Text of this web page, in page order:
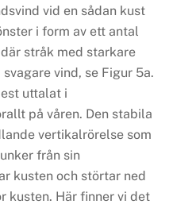
vid en sådan kust
i form av ett antal
stråk med starkare
vind, se Figur 5a.
uttalat i
på våren. Den stabila
vertikalrörelse som
från sin
kusten och störtar ned
kusten. Här finner vi det